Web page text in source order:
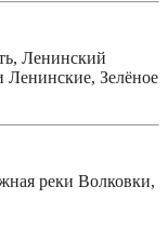
Ленинский
Ленинские, Зелёное
реки Волковки,